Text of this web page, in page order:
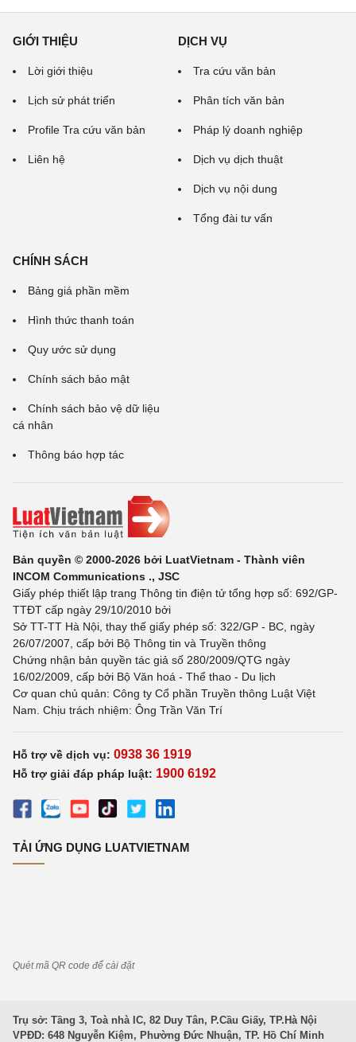
GIỚI THIỆU
Lời giới thiệu
Lịch sử phát triển
Profile Tra cứu văn bản
Liên hệ
DỊCH VỤ
Tra cứu văn bản
Phân tích văn bản
Pháp lý doanh nghiệp
Dịch vụ dịch thuật
Dịch vụ nội dung
Tổng đài tư vấn
CHÍNH SÁCH
Bảng giá phần mềm
Hình thức thanh toán
Quy ước sử dụng
Chính sách bảo mật
Chính sách bảo vệ dữ liệu
cá nhân
Thông báo hợp tác
Bản quyền © 2000-2026 bởi LuatVietnam - Thành viên
INCOM Communications ., JSC
Giấy phép thiết lập trang Thông tin điện tử tổng hợp số: 692/GP-
TTĐT cấp ngày 29/10/2010 bởi
Sở TT-TT Hà Nội, thay thế giấy phép số: 322/GP - BC, ngày
26/07/2007, cấp bởi Bộ Thông tin và Truyền thông
Chứng nhận bản quyền tác giả số 280/2009/QTG ngày
16/02/2009, cấp bởi Bộ Văn hoá - Thể thao - Du lịch
Cơ quan chủ quản: Công ty Cổ phần Truyền thông Luật Việt
Nam. Chịu trách nhiệm: Ông Trần Văn Trí
Hỗ trợ về dịch vụ: 0938 36 1919
Hỗ trợ giải đáp pháp luật: 1900 6192
TẢI ỨNG DỤNG LUATVIETNAM
Quét mã QR code để cài đặt
Trụ sở: Tầng 3, Toà nhà IC, 82 Duy Tân, P.Cầu Giấy, TP.Hà Nội
VPĐD: 648 Nguyễn Kiệm, Phường Đức Nhuận, TP. Hồ Chí Minh